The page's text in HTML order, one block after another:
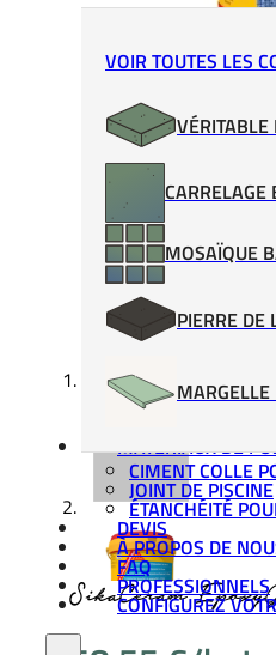
VOIR TOUTES LES
VÉRITABLE
CARRELAGE
MOSAÏQUE
PIERRE DE
MARGELLE
MATÉRIAUX DE
CIMENT COLLE
JOINT DE PISCINE
ÉTANCHÉITÉ
DEVIS
À PROPOS DE
FAQ
PROFESSIONNELS
CONFIGUREZ
SikaCeram